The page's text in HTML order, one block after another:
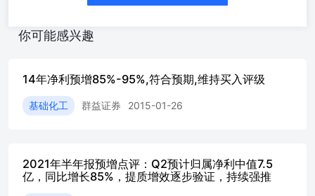
你可能感兴趣
14年净利预增85%-95%,符合预期,维持买入评级
基础化工 群益证券 2015-01-26
2021年半年报预增点评：Q2预计归属净利中值7.5
亿，同比增长85%，提质增效逐步验证，持续强推